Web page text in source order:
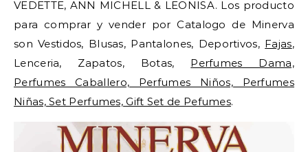
VEDETTE, ANN MICHELL & LEONISA. Los producto
para comprar y vender por Catalogo de Minerva
son Vestidos, Blusas, Pantalones, Deportivos, Fajas,
Lenceria, Zapatos, Botas, Perfumes Dama,
Perfumes Caballero, Perfumes Niños, Perfumes
Niñas, Set Perfumes, Gift Set de Pefumes.